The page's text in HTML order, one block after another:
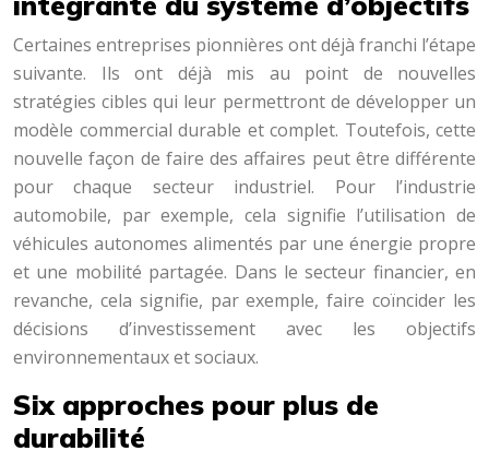
Certaines entreprises pionnières ont déjà franchi l’étape
suivante. Ils ont déjà mis au point de nouvelles
stratégies cibles qui leur permettront de développer un
modèle commercial durable et complet. Toutefois, cette
nouvelle façon de faire des affaires peut être différente
pour chaque secteur industriel. Pour l’industrie
automobile, par exemple, cela signifie l’utilisation de
véhicules autonomes alimentés par une énergie propre
et une mobilité partagée. Dans le secteur financier, en
revanche, cela signifie, par exemple, faire coïncider les
décisions d’investissement avec les objectifs
environnementaux et sociaux.
Six approches pour plus de
durabilité